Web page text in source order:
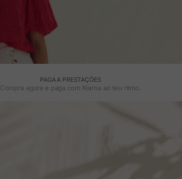
PAGA A PRESTAÇÕES
Compra agora e paga com Klarna ao teu ritmo.